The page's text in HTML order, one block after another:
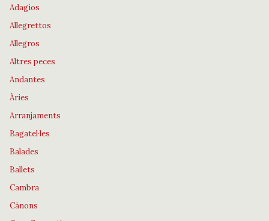
Adagios
Allegrettos
Allegros
Altres peces
Andantes
Àries
Arranjaments
Bagatel·les
Balades
Ballets
Cambra
Cànons